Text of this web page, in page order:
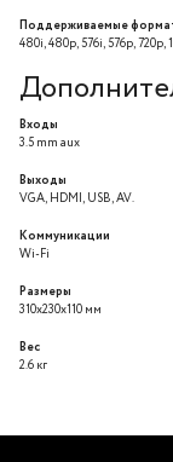
Поддерживаемые
480i, 480p, 576i, 576p, 720p,
Входы
3.5 mm aux
Выходы
VGA, HDMI, USB, AV.
Коммуникации
Wi-Fi
Размеры
310x230x110 мм
Вес
2.6 кг